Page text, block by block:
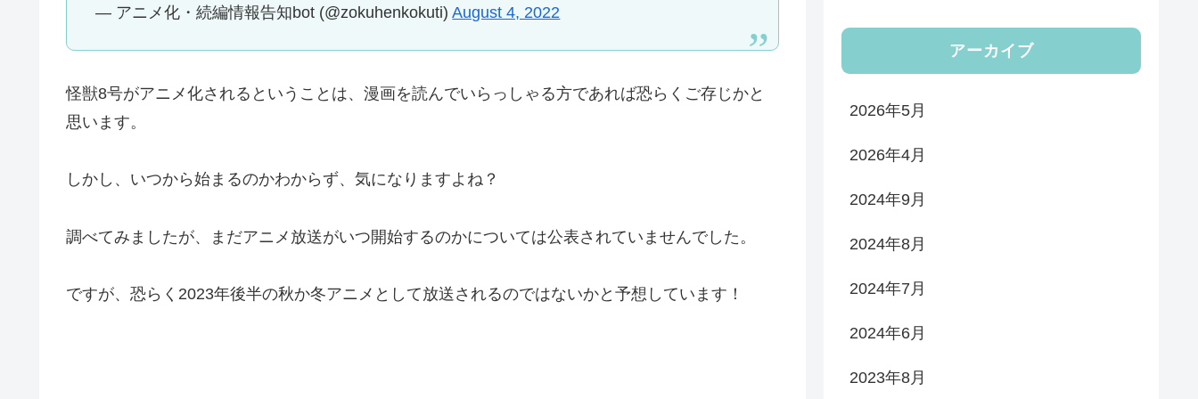
— アニメ化・続編情報告知bot (@zokuhenkokuti)August 4, 2022
怪獣8号がアニメ化されるということは、漫画を読んでいらっしゃる方であれば恐らくご存じかと
思います。
しかし、いつから始まるのかわからず、気になりますよね？
調べてみましたが、まだアニメ放送がいつ開始するのかについては公表されていませんでした。
ですが、恐らく2023年後半の秋か冬アニメとして放送されるのではないかと予想しています！
アーカイブ
2026年5月
2026年4月
2024年9月
2024年8月
2024年7月
2024年6月
2023年8月